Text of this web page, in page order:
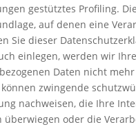
gestütztes Profiling.
auf denen eine
Sie dieser
einlegen, werden wir
Daten nicht
zwingende
nachweisen, die Ihre
überwiegen oder die